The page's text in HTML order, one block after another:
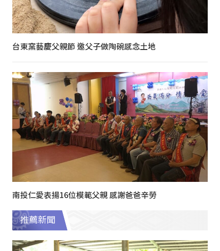
台東窯藝慶父親節 邀父子做陶碗感念土地
南投仁愛表揚16位模範父親 感謝爸爸辛勞
推薦新聞